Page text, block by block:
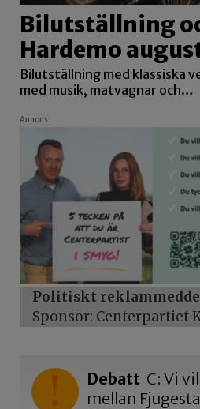
Bilutställning
Hardemo
Bilutställning med klassiska
med musik, matvagnar och…
Annons
Politiskt
Sponsor: Centerpartiet
Debatt C: Vi
mellan